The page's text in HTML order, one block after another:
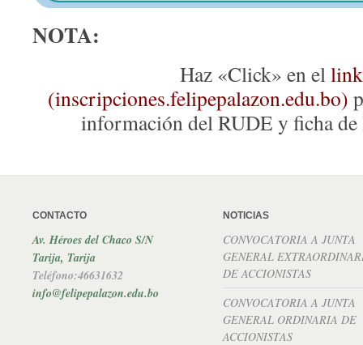
NOTA:
Haz «Click» en ellink
(inscripciones.felipepalazon.edu.bo)
información del RUDE y ficha
CONTACTO
Av. Héroes del Chaco S/N
Tarija, Tarija
Teléfono:46631632
info@felipepalazon.edu.bo
NOTICIAS
CONVOCATORIA A JUNTA
GENERAL
DE ACCIONISTAS
CONVOCATORIA A JUNTA
GENERAL ORDINARIA DE
ACCIONISTAS